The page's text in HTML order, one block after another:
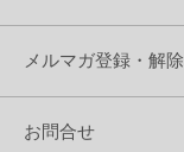
メルマガ登録・解除
お問合せ